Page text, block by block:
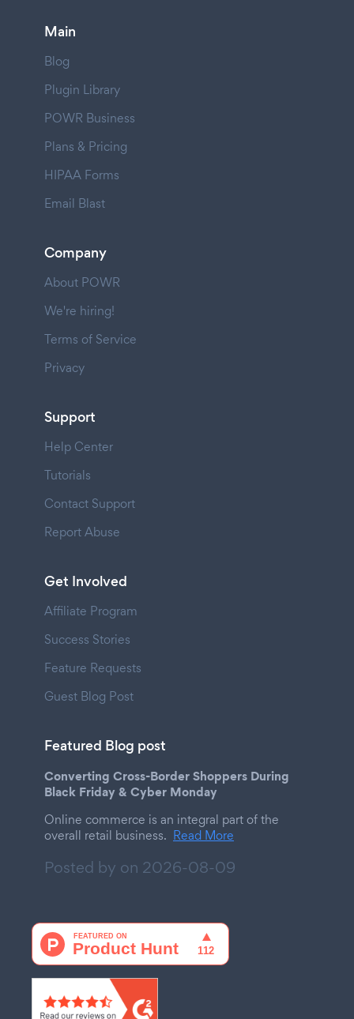
Main
Blog
Plugin Library
POWR Business
Plans & Pricing
HIPAA Forms
Email Blast
Company
About POWR
We're hiring!
Terms of Service
Privacy
Support
Help Center
Tutorials
Contact Support
Report Abuse
Get Involved
Affiliate Program
Success Stories
Feature Requests
Guest Blog Post
Featured Blog post
Converting Cross-Border Shoppers During
Black Friday & Cyber Monday
Online commerce is an integral part of the
overall retail business. Read More
Posted by on 2026-08-09